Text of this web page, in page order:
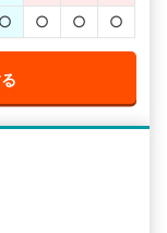
○ ○ ○ ○